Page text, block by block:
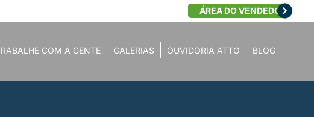
ÁREA DO VENDEDOR
COM A GENTE GALERIAS OUVIDORIA ATTO BLOG